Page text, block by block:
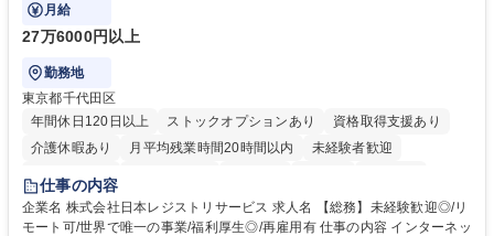
月給
27万6000円以上
勤務地
東京都千代田区
年間休日120日以上
ストックオプションあり
資格取得支援あり
介護休暇あり
月平均残業時間20時間以内
未経験者歓迎
住宅手当あり
完全週休2日制
交通費支給 駅近5分以内 土日祝休み 服装自由
仕事の内容
企業名 株式会社日本レジストリサービス 求人名 【総務】未経験歓迎◎/リ
モート可/世界で唯一の事業/福利厚生◎/再雇用有 仕事の内容 インターネッ